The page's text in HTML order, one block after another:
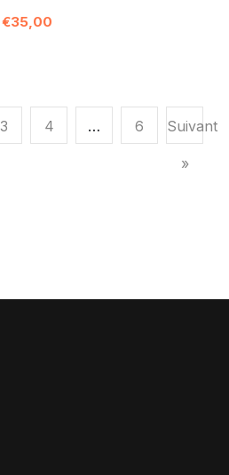
€35,00
3 4 … 6 Suivant
»